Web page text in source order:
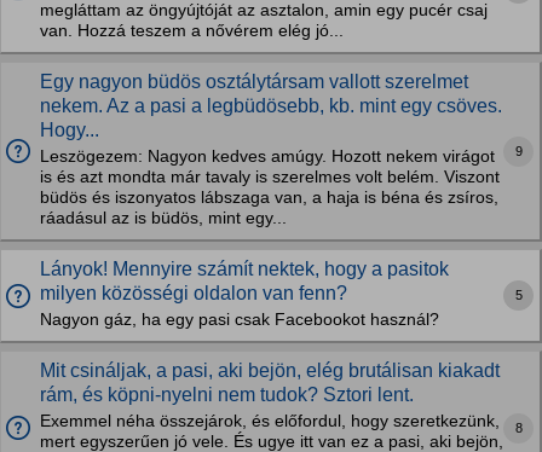
megláttam az öngyújtóját az asztalon, amin egy pucér csaj
van. Hozzá teszem a nővérem elég jó...
Egy nagyon büdös osztálytársam vallott szerelmet
nekem. Az a pasi a legbüdösebb, kb. mint egy csöves.
Hogy...
Leszögezem: Nagyon kedves amúgy. Hozott nekem virágot
is és azt mondta már tavaly is szerelmes volt belém. Viszont
büdös és iszonyatos lábszaga van, a haja is béna és zsíros,
ráadásul az is büdös, mint egy...
9
Lányok! Mennyire számít nektek, hogy a pasitok
milyen közösségi oldalon van fenn?
Nagyon gáz, ha egy pasi csak Facebookot használ?
5
Mit csináljak, a pasi, aki bejön, elég brutálisan kiakadt
rám, és köpni-nyelni nem tudok? Sztori lent.
Exemmel néha összejárok, és előfordul, hogy szeretkezünk,
mert egyszerűen jó vele. És ugye itt van ez a pasi, aki bejön,
8